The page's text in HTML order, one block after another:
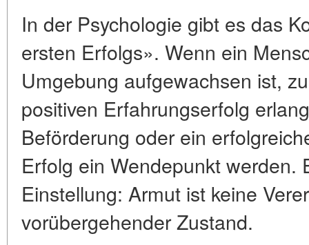
In der Psychologie gibt es das
ersten Erfolgs». Wenn ein
Umgebung aufgewachsen ist,
positiven Erfahrungserfolg
Beförderung oder ein
Erfolg ein Wendepunkt werden.
Einstellung: Armut ist keine
vorübergehender Zustand.